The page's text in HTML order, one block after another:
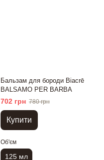
Бальзам для бороди Biacrē
BALSAMO PER BARBA
702 грн 780 грн
Купити
Об'єм
125 мл